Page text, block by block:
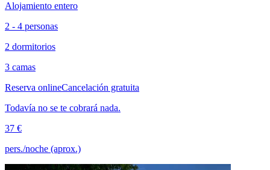
Alojamiento entero
2 - 4 personas
2 dormitorios
3 camas
Reserva onlineCancelación gratuita
Todavía no se te cobrará nada.
37 €
pers./noche (aprox.)